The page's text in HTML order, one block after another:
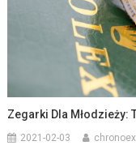
Zegarki Dla Młodzieży:
2021-02-03